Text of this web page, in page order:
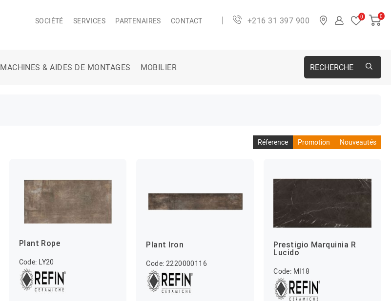
SOCIÉTÉ SERVICES PARTENAIRES CONTACT +216 31 397 900 0 0
MACHINES & AIDES DE MONTAGES MOBILIER RECHERCHE
Réference Promotion Nouveautés
Plant Rope
Code: LY20
Plant Iron
Code: 2220000116
Prestigio Marquinia R
Lucido
Code: MI18